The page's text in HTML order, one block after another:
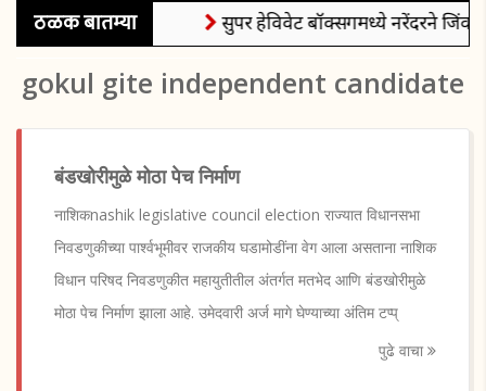
ठळक बातम्या सुपर हेविवेट बॉक्सिंगमध्ये नरेंदरने जिंकले
gokul gite independent candidate
बंडखोरीमुळे मोठा पेच निर्माण
नाशिकnashik legislative council election राज्यात विधानसभा
निवडणुकीच्या पार्श्वभूमीवर राजकीय घडामोडींना वेग आला असताना नाशिक
विधान परिषद निवडणुकीत महायुतीतील अंतर्गत मतभेद आणि बंडखोरीमुळे
मोठा पेच निर्माण झाला आहे. उमेदवारी अर्ज मागे घेण्याच्या अंतिम टप्प्
पुढे वाचा